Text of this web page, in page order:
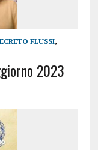
FLUSSI,
2023